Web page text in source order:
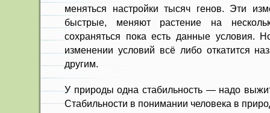
меняться настройки тысяч генов. Эти
быстрые, меняют растение на
сохраняться пока есть данные условия.
изменении условий всё либо откатится
другим.
У природы одна стабильность — надо
Стабильности в понимании человека в